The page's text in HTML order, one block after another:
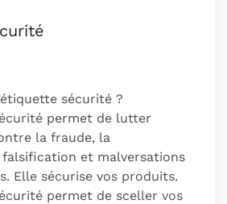
sécurité ?
permet de lutter
la fraude, la
et malversations
Elle sécurise vos produits.
permet de sceller vos